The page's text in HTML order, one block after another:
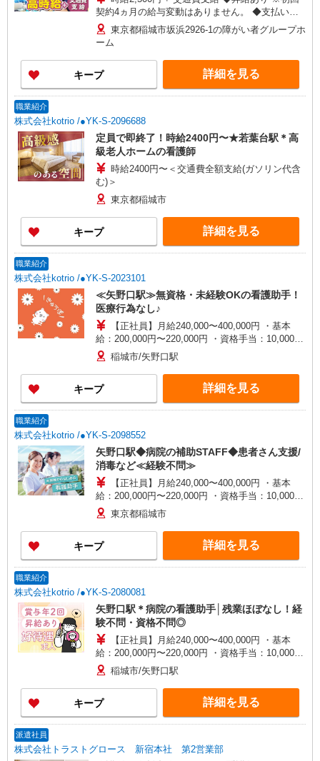
契約4ヵ月の給与変動はありません。 ◆支払い方
法：月1回 ◆交通費:一部支給 ※直行直帰OK
東京都稲城市坂浜2926-1の障がい者グループホ
ーム
キープ 詳細を見る
職業紹介
株式会社kotrio /●YK-S-2096688
定員で即終了！時給2400円〜★若葉台駅＊高
級老人ホームの看護師
時給2400円〜＜交通費全額支給(ガソリン代含
む)＞
東京都稲城市
キープ 詳細を見る
職業紹介
株式会社kotrio /●YK-S-2023101
≪矢野口駅≫無資格・未経験OKの看護助手！
医療行為なし♪
【正社員】月給240,000〜400,000円 ・基本
給：200,000円〜220,000円 ・資格手当：10,000〜
30,000円 ・役職手当：10,000〜70,000円 ・処遇改
善手当：20,000〜60,000円（勤続年数、保有資格
により変動） ・固定残業手当：20,000円（10時
間） ※固定残業時間を超過する場合には超過勤務
手当として別途支給 ・夜勤手当：10,000円/1回
歓迎 ・認知症介護基礎研修 ・初任者研修 ・実務
者研修 ・介護福祉士 など
稲城市/矢野口駅
キープ 詳細を見る
職業紹介
株式会社kotrio /●YK-S-2098552
矢野口駅◆病院の補助STAFF◆患者さん支援/
消毒など≪経験不問≫
【正社員】月給240,000〜400,000円 ・基本
給：200,000円〜220,000円 ・資格手当：10,000〜
30,000円 ・役職手当：10,000〜70,000円 ・処遇改
善手当：20,000〜60,000円（勤続年数、保有資格
により変動） ・固定残業手当：20,000円（10時
間） ※固定残業時間を超過する場合には超過勤務
手当として別途支給 ・夜勤手当：10,000円/1回
歓迎 ・認知症介護基礎研修 ・初任者研修 ・実務
者研修 ・介護福祉士 など
東京都稲城市
キープ 詳細を見る
職業紹介
株式会社kotrio /●YK-S-2080081
矢野口駅＊病院の看護助手│残業ほぼなし！経
験不問・資格不問◎
【正社員】月給240,000〜400,000円 ・基本
給：200,000円〜220,000円 ・資格手当：10,000〜
30,000円 ・役職手当：10,000〜70,000円 ・処遇改
善手当：20,000〜60,000円（勤続年数、保有資格
により変動） ・固定残業手当：20,000円（10時
間） ※固定残業時間を超過する場合には超過勤務
手当として別途支給 ・夜勤手当：10,000円/1回
歓迎 ・認知症介護基礎研修 ・初任者研修 ・実務
者研修 ・介護福祉士 など
稲城市/矢野口駅
キープ 詳細を見る
派遣社員
株式会社トラストグロース 新宿本社 第2営業部